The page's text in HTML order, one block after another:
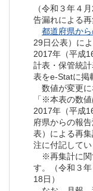
（令和３年４
告漏れによる
都道府県か
29日公表）に
2017年（平成
計表・保管統
表をe-Statに掲
数値が変更に
「※本表の数
2017年（平成
府県からの報
表）による再
注に付記してい
※再集計に関
す。（令和３
18日）